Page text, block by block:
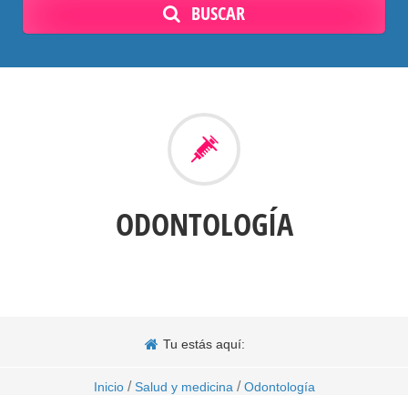
BUSCAR
ODONTOLOGÍA
Tu estás aquí:
Inicio / Salud y medicina / Odontología